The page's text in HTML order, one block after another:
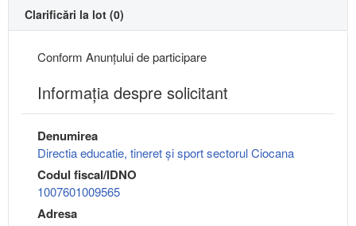
Clarificări la lot (0)
Conform Anunțului de participare
Informaţia despre solicitant
Denumirea
Directia educatie, tineret şi sport sectorul Ciocana
Codul fiscal/IDNO
1007601009565
Adresa